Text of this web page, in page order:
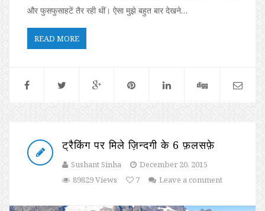
और फुसफुसाहटें तैर रही थीं। ऐसा मुझे बहुत बार देखने…
READ MORE
ट्रैकिंग पर मिले ज़िन्दगी के 6 फ़लसफ़े
Sushant Sinha
December 20, 2015
89829 Views
7 Leave a comment